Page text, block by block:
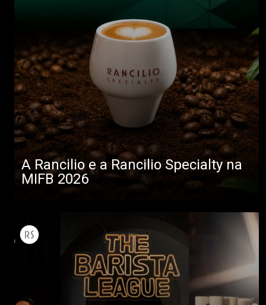
A Rancilio e a Rancilio Specialty na
MIFB 2026